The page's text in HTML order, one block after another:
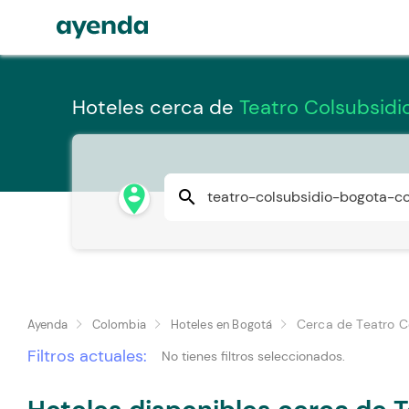
Hoteles cerca de Teatro
person_pin_circle search
Ayenda Colombia Hoteles en Bogotá Cerca de Teatro
Filtros actuales: No tienes filtros seleccionados.